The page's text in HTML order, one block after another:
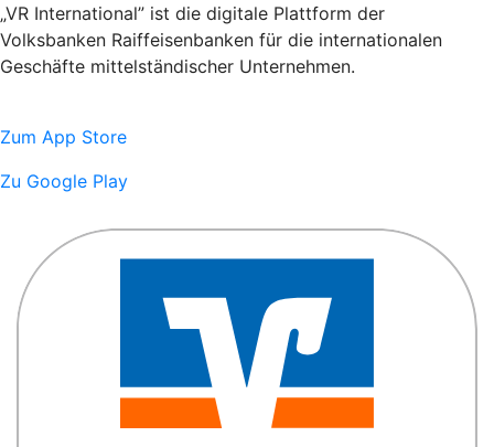
„VR International” ist die digitale Plattform der
Volksbanken Raiffeisenbanken für die internationalen
Geschäfte mittelständischer Unternehmen.
Zum App Store
Zu Google Play